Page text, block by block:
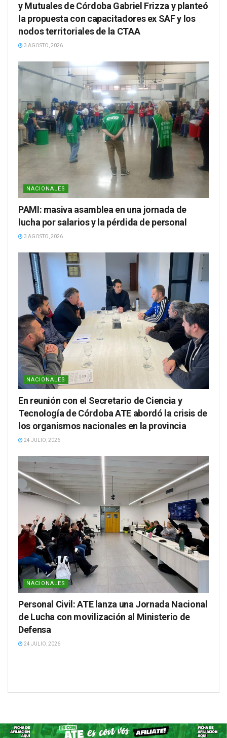
y Mutuales de Córdoba Gabriel Frizza y planteó
la propuesta con capacitadores ex SAF y los
nodos territoriales de la CTAA
3 AGOSTO, 2026
NACIONALES
PAMI: masiva asamblea en una jornada de
lucha por salarios y la pérdida de personal
3 AGOSTO, 2026
NACIONALES
En reunión con el Secretario de Ciencia y
Tecnología de Córdoba ATE abordó la crisis de
los organismos nacionales en la provincia
24 JULIO, 2026
NACIONALES
Personal Civil: ATE lanza una Jornada Nacional
de Lucha con movilización al Ministerio de
Defensa
24 JULIO, 2026